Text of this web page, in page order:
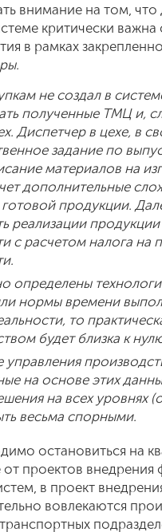
внимание на том, что
критически
в рамках
не создал в
полученные ТМЦ и,
Диспетчер в цехе, в
задание по
материалов на
дополнительные
продукции.
реализации
с расчетом налога на
определены
нормы времени
то
будет близка к
управления
на основе этих
на всех уровнях
весьма спорными.
остановиться на
от проектов
в проект
вовлекаются